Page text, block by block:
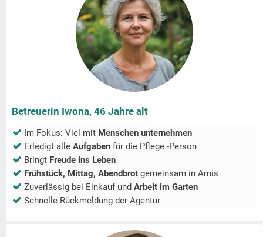
Betreuerin Iwona, 46 Jahre alt
Im Fokus: Viel mit Menschen unternehmen
Erledigt alle Aufgaben für die Pflege -Person
Bringt Freude ins Leben
Frühstück, Mittag, Abendbrot gemeinsam in Arnis
Zuverlässig bei Einkauf und Arbeit im Garten
Schnelle Rückmeldung der Agentur